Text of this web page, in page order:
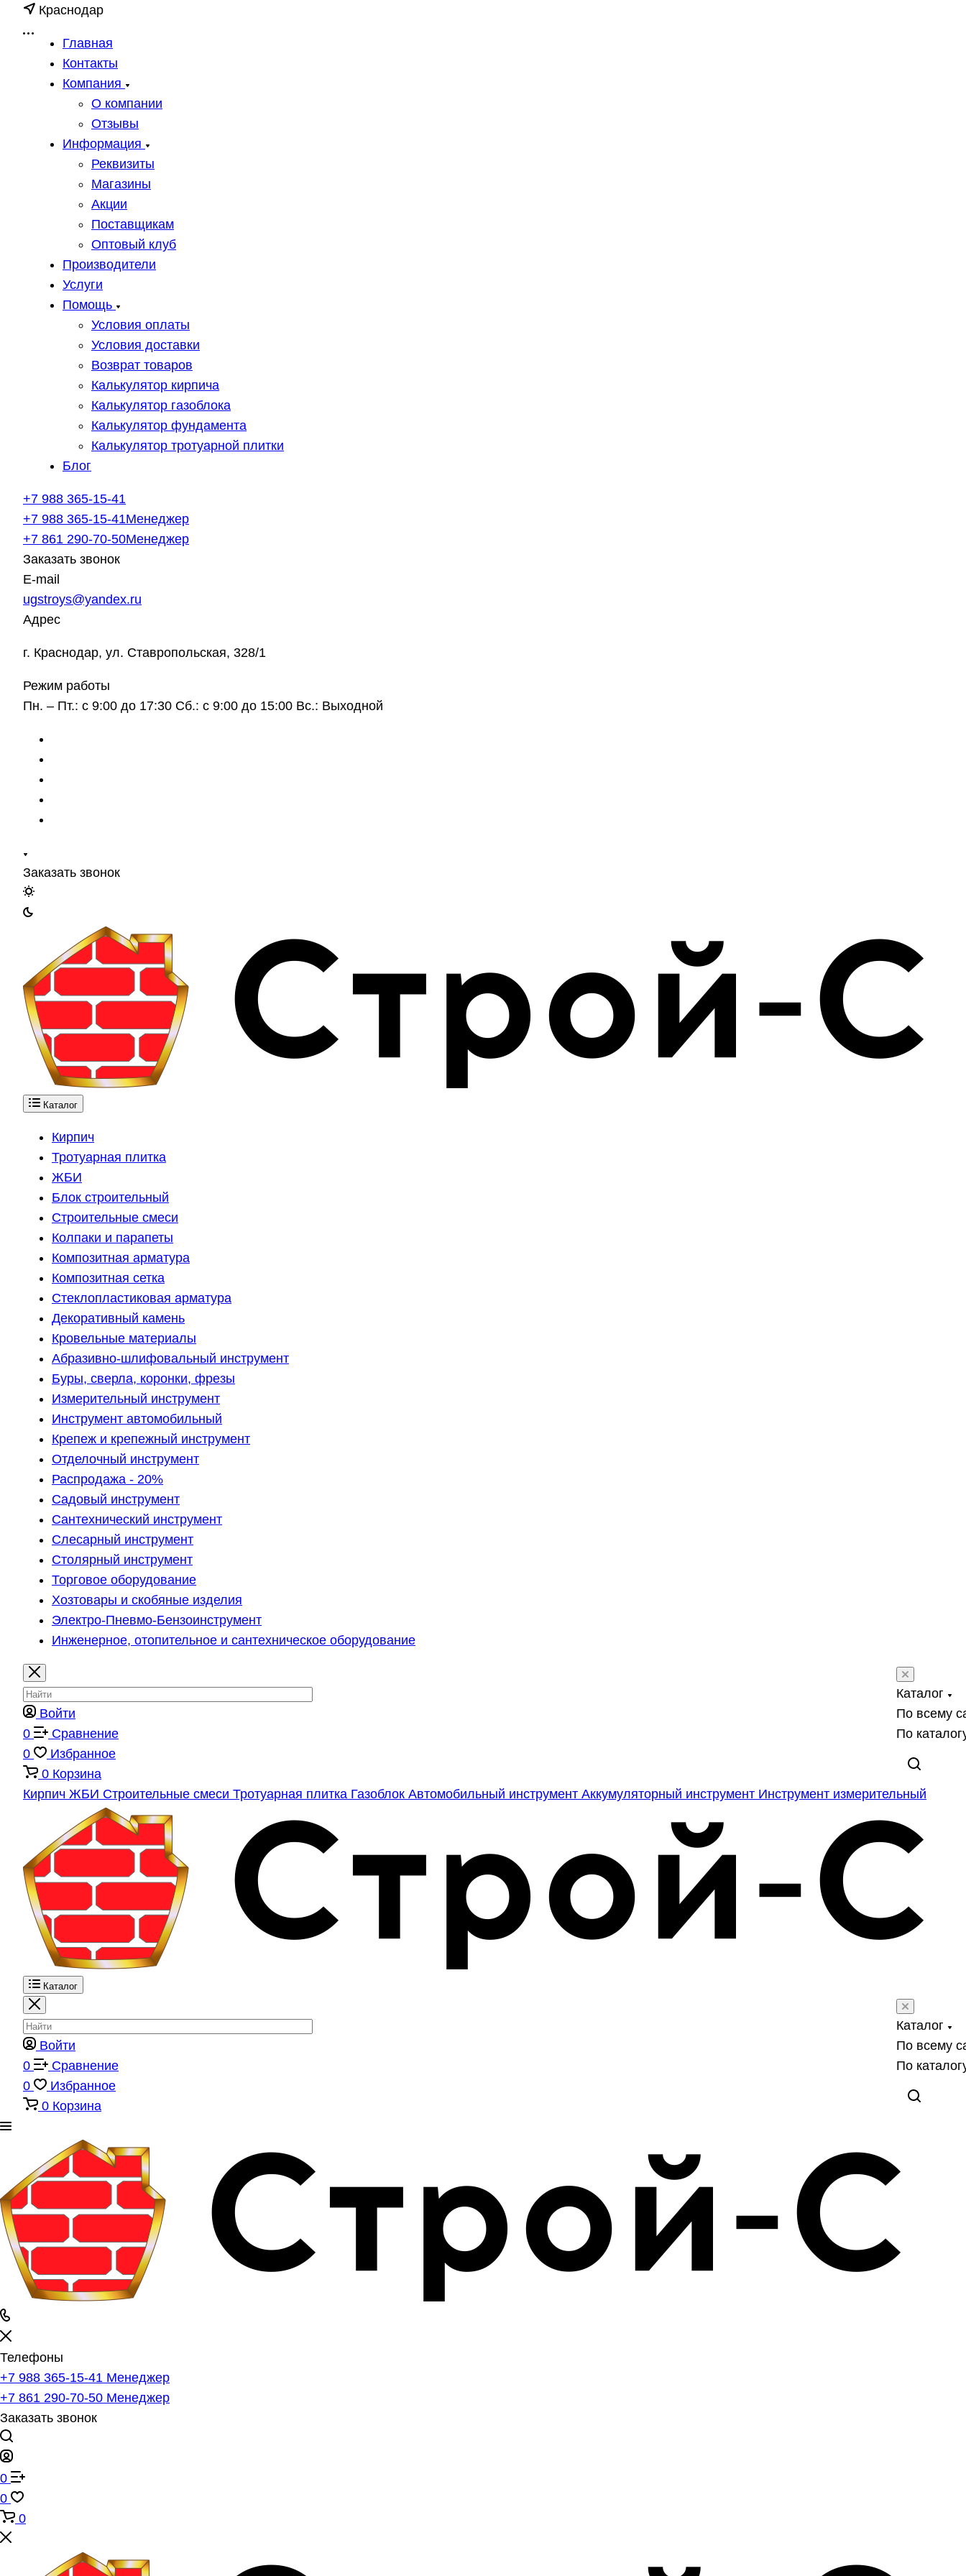
Краснодар
Главная
Контакты
Компания
О компании
Отзывы
Информация
Реквизиты
Магазины
Акции
Поставщикам
Оптовый клуб
Производители
Услуги
Помощь
Условия оплаты
Условия доставки
Возврат товаров
Калькулятор кирпича
Калькулятор газоблока
Калькулятор фундамента
Калькулятор тротуарной плитки
Блог
+7 988 365-15-41
+7 988 365-15-41Менеджер
+7 861 290-70-50Менеджер
Заказать звонок
E-mail
ugstroys@yandex.ru
Адрес
г. Краснодар, ул. Ставропольская, 328/1
Режим работы
Пн. – Пт.: с 9:00 до 17:30 Сб.: с 9:00 до 15:00 Вс.: Выходной
Заказать звонок
Каталог
Кирпич
Тротуарная плитка
ЖБИ
Блок строительный
Строительные смеси
Колпаки и парапеты
Композитная арматура
Композитная сетка
Стеклопластиковая арматура
Декоративный камень
Кровельные материалы
Абразивно-шлифовальный инструмент
Буры, сверла, коронки, фрезы
Измерительный инструмент
Инструмент автомобильный
Крепеж и крепежный инструмент
Отделочный инструмент
Распродажа - 20%
Садовый инструмент
Сантехнический инструмент
Слесарный инструмент
Столярный инструмент
Торговое оборудование
Хозтовары и скобяные изделия
Электро-Пневмо-Бензоинструмент
Инженерное, отопительное и сантехническое оборудование
Каталог
По всему
По
Войти
0
Сравнение
0
Избранное
0 Корзина
Кирпич ЖБИ Строительные смеси Тротуарная плитка Газоблок Автомобильный инструмент Аккумуляторный инструмент Инструмент измерительный
Каталог
Каталог
По всему
По
Войти
0
Сравнение
0
Избранное
0 Корзина
Телефоны
+7 988 365-15-41 Менеджер
+7 861 290-70-50 Менеджер
Заказать звонок
0
0
0